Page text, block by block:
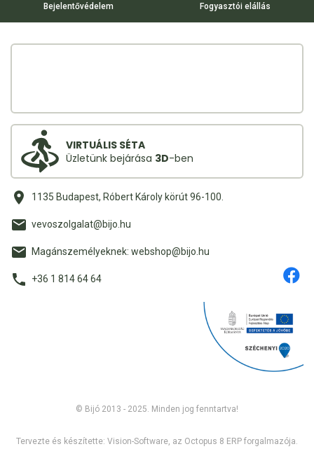
Bejelentővédelem Fogyasztói elállás
VIRTUÁLIS SÉTA
Üzletünk bejárása 3D-ben
1135 Budapest, Róbert Károly körút 96-100.
vevoszolgalat@bijo.hu
Magánszemélyeknek: webshop@bijo.hu
+36 1 814 64 64
Tervezte és készítette: Vision-Software, az Octopus 8 ERP forgalmazója
© Bijó 2013 - 2025. Minden jog fenntartva!